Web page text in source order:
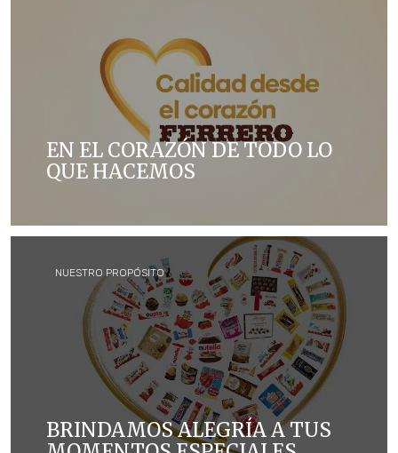
EN EL CORAZÓN DE TODO LO
QUE HACEMOS
NUESTRO PROPÓSITO
BRINDAMOS ALEGRÍA A TUS